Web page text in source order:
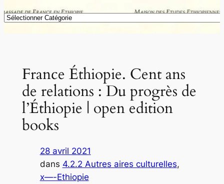
Catégories
France Éthiopie. Cent ans
de relations : Du progrès de
l’Éthiopie | open edition
books
28 avril 2021
dans 4.2.2 Autres aires culturelles
x—-Ethiopie